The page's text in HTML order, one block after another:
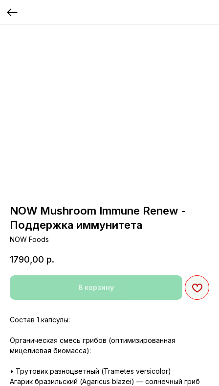
NOW Mushroom Immune Renew -
Поддержка иммунитета
NOW Foods
1790,00 р.
В корзину
Состав 1 капсулы:
Органическая смесь грибов (оптимизированная
мицелиевая биомасса):
• Трутовик разноцветный (Trametes versicolor)
Агарик бразильский (Agaricus blazei) — солнечный гриб